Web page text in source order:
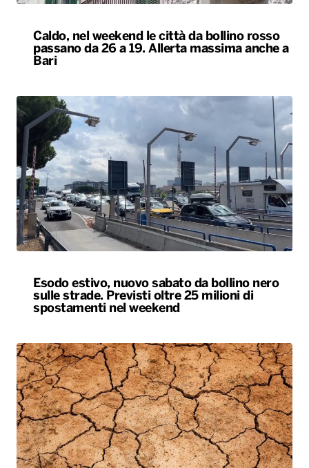
Caldo, nel weekend le città da bollino rosso
passano da 26 a 19. Allerta massima anche a
Bari
Esodo estivo, nuovo sabato da bollino nero
sulle strade. Previsti oltre 25 milioni di
spostamenti nel weekend